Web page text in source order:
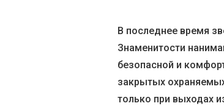
В последнее время
Знаменитости
безопасной и
закрытых
только при выходах